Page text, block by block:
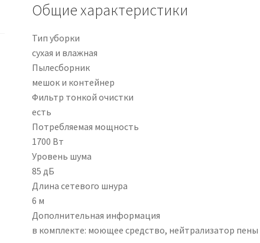
Общие характеристики
Тип уборки
сухая и влажная
Пылесборник
мешок и контейнер
Фильтр тонкой очистки
есть
Потребляемая мощность
1700 Вт
Уровень шума
85 дБ
Длина сетевого шнура
6 м
Дополнительная информация
в комплекте: моющее средство, нейтрализатор пены